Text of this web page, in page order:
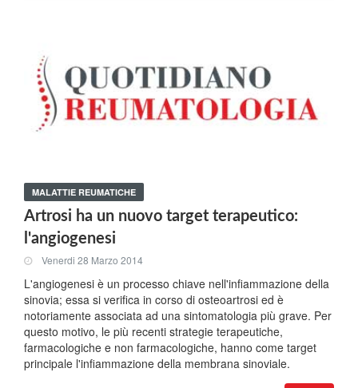
MALATTIE REUMATICHE
Artrosi ha un nuovo target terapeutico:
l'angiogenesi
Venerdi 28 Marzo 2014
L'angiogenesi è un processo chiave nell'infiammazione della
sinovia; essa si verifica in corso di osteoartrosi ed è
notoriamente associata ad una sintomatologia più grave. Per
questo motivo, le più recenti strategie terapeutiche,
farmacologiche e non farmacologiche, hanno come target
principale l'infiammazione della membrana sinoviale.